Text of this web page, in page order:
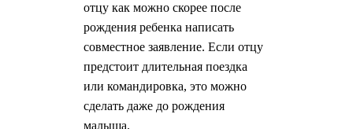
отцу как можно скорее после
рождения ребенка написать
совместное заявление. Если отцу
предстоит длительная поездка
или командировка, это можно
сделать даже до рождения
малыша.